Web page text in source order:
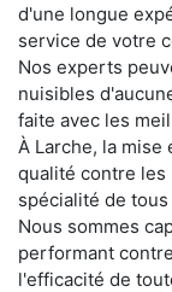
d'une longue
service de votre
Nos experts
nuisibles
faite avec les
À Larche, la
qualité contre
spécialité de
Nous sommes
performant
l'efficacité de